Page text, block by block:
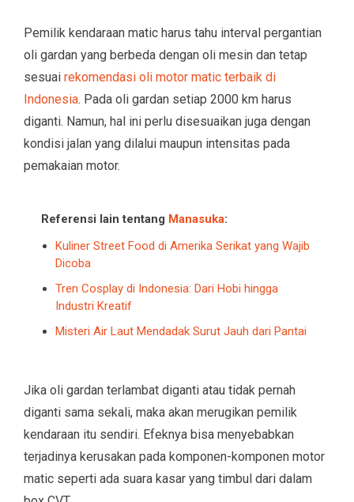
Pemilik kendaraan matic harus tahu interval pergantian
oli gardan yang berbeda dengan oli mesin dan tetap
sesuai rekomendasi oli motor matic terbaik di
Indonesia. Pada oli gardan setiap 2000 km harus
diganti. Namun, hal ini perlu disesuaikan juga dengan
kondisi jalan yang dilalui maupun intensitas pada
pemakaian motor.
Referensi lain tentang Manasuka:
Kuliner Street Food di Amerika Serikat yang Wajib
Dicoba
Tren Cosplay di Indonesia: Dari Hobi hingga
Industri Kreatif
Misteri Air Laut Mendadak Surut Jauh dari Pantai
Jika oli gardan terlambat diganti atau tidak pernah
diganti sama sekali, maka akan merugikan pemilik
kendaraan itu sendiri. Efeknya bisa menyebabkan
terjadinya kerusakan pada komponen-komponen motor
matic seperti ada suara kasar yang timbul dari dalam